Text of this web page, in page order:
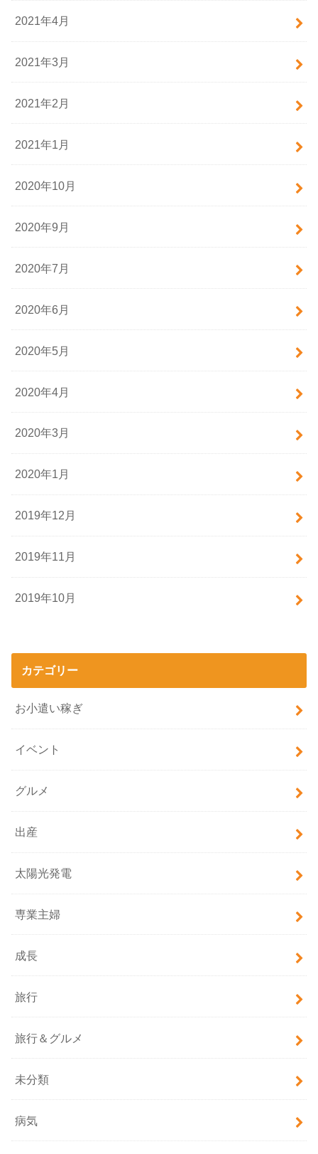
2021年4月
2021年3月
2021年2月
2021年1月
2020年10月
2020年9月
2020年7月
2020年6月
2020年5月
2020年4月
2020年3月
2020年1月
2019年12月
2019年11月
2019年10月
カテゴリー
お小遣い稼ぎ
イベント
グルメ
出産
太陽光発電
専業主婦
成長
旅行
旅行＆グルメ
未分類
病気